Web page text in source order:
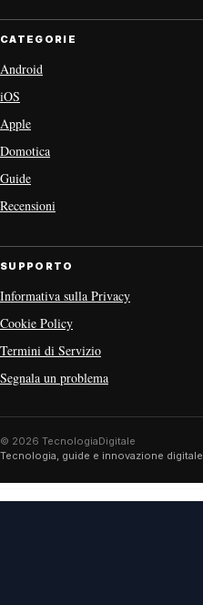
CATEGORIE
Android
iOS
Apple
Domotica
Guide
Recensioni
SUPPORTO
Informativa sulla Privacy
Cookie Policy
Termini di Servizio
Segnala un problema
© 2026 TecnologiaDigitale
Tecnologia, guide e innovazione digitale